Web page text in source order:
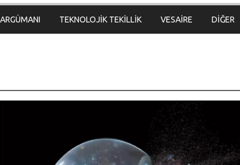
TEKNOLOJİK TEKİLLİK VESAİRE DİĞER